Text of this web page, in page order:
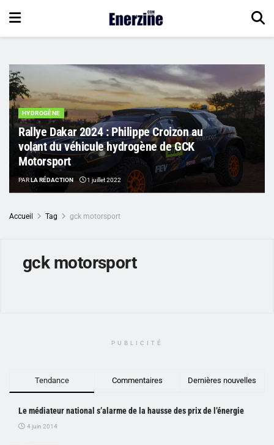
HYDROGÈNE
Rallye Dakar 2024 : Philippe Croizon au
volant du véhicule hydrogène de GCK
Motorsport
PARLA RÉDACTION 1 juillet 2022
Accueil Tag gck motorsport
gck motorsport
PUBLICITÉ
Tendance Commentaires Dernières nouvelles
Le médiateur national s’alarme de la hausse des prix de l’énergie
4 juin 2014